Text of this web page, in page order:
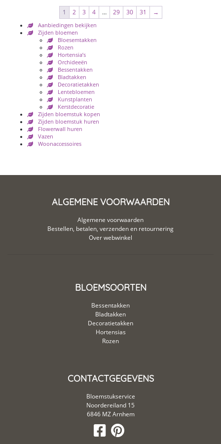
Aanbiedingen bekijken
Zijden bloemen
Bloesemtakken
Rozen
Hortensia’s
Orchideeën
Bessentakken
Bladtakken
Decoratietakken
Lentebloemen
Kunstplanten
Kerstdecoratie
Zijden bloemstuk kopen
Zijden bloemstuk huren
Flowerwall huren
Vazen
Woonaccessoires
1 2 3 4 … 29 30 31 →
ALGEMENE VOORWAARDEN
Algemene voorwaarden
Bestellen, betalen, verzenden en retournering
Over webwinkel
BLOEMSOORTEN
Bessentakken
Bladtakken
Decoratietakken
Hortensias
Rozen
CONTACTGEGEVENS
Bloemstukservice
Noordereiland 15
6846 MZ Arnhem